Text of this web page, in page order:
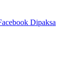
Dipaksa